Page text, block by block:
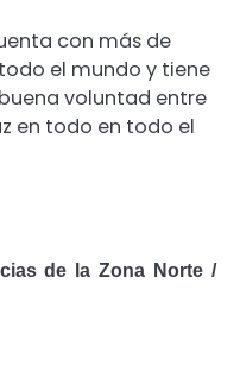
con más de
el mundo y tiene
voluntad entre
en todo en todo el
de la Zona Norte /